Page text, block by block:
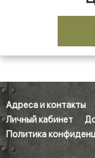
Адреса и контакты
Личный кабинет
Политика